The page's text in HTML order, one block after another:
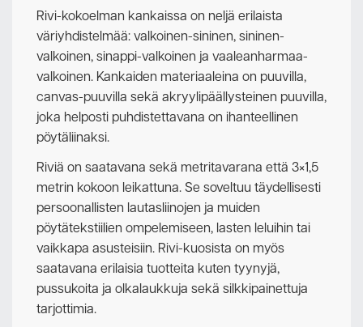
Rivi-kokoelman kankaissa on neljä erilaista
väriyhdistelmää: valkoinen-sininen, sininen-
valkoinen, sinappi-valkoinen ja vaaleanharmaa-
valkoinen. Kankaiden materiaaleina on puuvilla,
canvas-puuvilla sekä akryylipäällysteinen puuvilla,
joka helposti puhdistettavana on ihanteellinen
pöytäliinaksi.
Riviä on saatavana sekä metritavarana että 3×1,5
metrin kokoon leikattuna. Se soveltuu täydellisesti
persoonallisten lautasliinojen ja muiden
pöytätekstiilien ompelemiseen, lasten leluihin tai
vaikkapa asusteisiin. Rivi-kuosista on myös
saatavana erilaisia tuotteita kuten tyynyjä,
pussukoita ja olkalaukkuja sekä silkkipainettuja
tarjottimia.